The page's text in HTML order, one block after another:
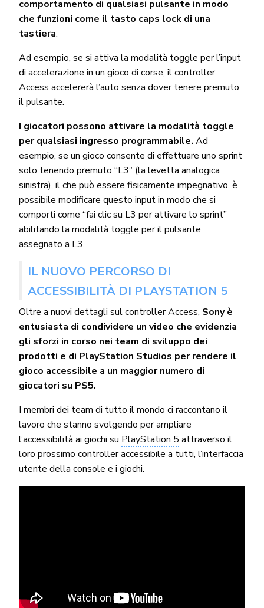
comportamento di qualsiasi pulsante in modo
che funzioni come il tasto caps lock di una
tastiera.
Ad esempio, se si attiva la modalità toggle per l’input
di accelerazione in un gioco di corse, il controller
Access accelererà l’auto senza dover tenere premuto
il pulsante.
I giocatori possono attivare la modalità toggle
per qualsiasi ingresso programmabile. Ad
esempio, se un gioco consente di effettuare uno sprint
solo tenendo premuto “L3” (la levetta analogica
sinistra), il che può essere fisicamente impegnativo, è
possibile modificare questo input in modo che si
comporti come “fai clic su L3 per attivare lo sprint”
abilitando la modalità toggle per il pulsante
assegnato a L3.
IL NUOVO PERCORSO DI
ACCESSIBILITÀ DI PLAYSTATION 5
Oltre a nuovi dettagli sul controller Access, Sony è
entusiasta di condividere un video che evidenzia
gli sforzi in corso nei team di sviluppo dei
prodotti e di PlayStation Studios per rendere il
gioco accessibile a un maggior numero di
giocatori su PS5.
I membri dei team di tutto il mondo ci raccontano il
lavoro che stanno svolgendo per ampliare
l’accessibilità ai giochi su PlayStation 5 attraverso il
loro prossimo controller accessibile a tutti, l’interfaccia
utente della console e i giochi.